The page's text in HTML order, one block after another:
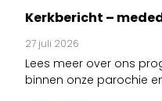
Kerkbericht –
27 juli 2026
Lees meer over ons
binnen onze parochie